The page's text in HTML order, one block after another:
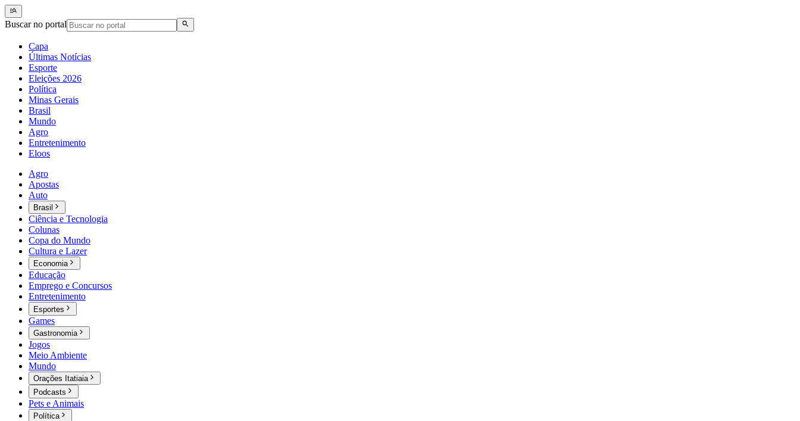
Buscar no portal
Capa
Últimas Notícias
Esporte
Eleições 2026
Política
Minas Gerais
Brasil
Mundo
Agro
Entretenimento
Eloos
Agro
Apostas
Auto
Brasil
Ciência e Tecnologia
Colunas
Copa do Mundo
Cultura e Lazer
Economia
Educação
Emprego e Concursos
Entretenimento
Esportes
Games
Gastronomia
Jogos
Meio Ambiente
Mundo
Orações Itatiaia
Podcasts
Pets e Animais
Política